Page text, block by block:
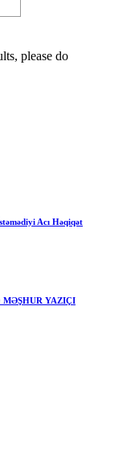
please do
Acı Həqiqət
MƏŞHUR YAZIÇI